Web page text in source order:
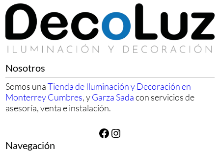
Nosotros
Somos unaTienda de Iluminación y Decoración en
Monterrey Cumbres, yGarza Sadacon servicios de
asesoría, venta e instalación.
Facebook Instagram
Navegación